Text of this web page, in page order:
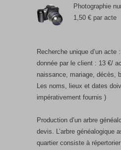
Photographie
1,50 € par acte
Recherche unique d’un
donnée par le client : 13 €/
naissance, mariage, décès,
Les noms, lieux et dates
impérativement fournis )
Production d’un arbre
devis. L’arbre généalogique
quartier consiste à